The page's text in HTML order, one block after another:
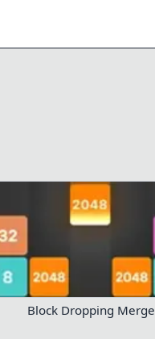
0/62 40
Block Dropping Merge